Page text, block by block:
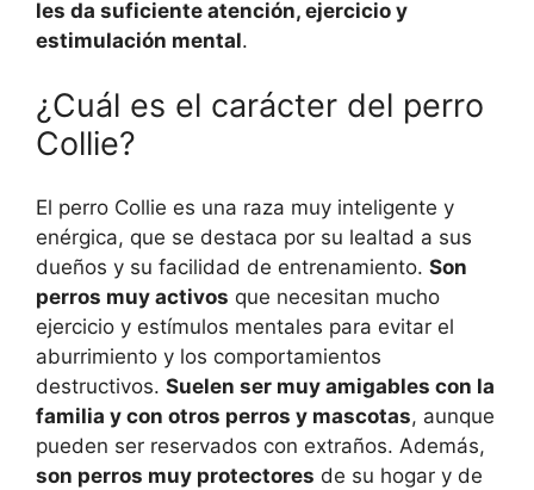
les da suficiente atención, ejercicio y
estimulación mental.
¿Cuál es el carácter del perro
Collie?
El perro Collie es una raza muy inteligente y
enérgica, que se destaca por su lealtad a sus
dueños y su facilidad de entrenamiento. Son
perros muy activos que necesitan mucho
ejercicio y estímulos mentales para evitar el
aburrimiento y los comportamientos
destructivos. Suelen ser muy amigables con la
familia y con otros perros y mascotas, aunque
pueden ser reservados con extraños. Además,
son perros muy protectores de su hogar y de